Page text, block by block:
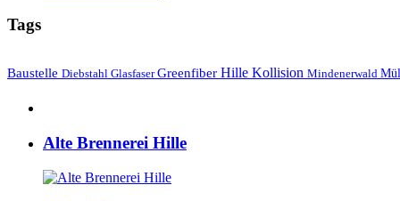
Tags
Baustelle Diebstahl GlasfaserGreenfiber Hille Kollision Mindenerwald
Alte Brennerei Hille